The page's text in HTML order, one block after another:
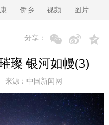
侨乡 视频 图片
分享：
璨 银河如幔(3)
来源： 中国新闻网